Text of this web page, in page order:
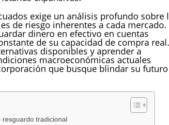
exige un análisis profundo sobre
de riesgo inherentes a cada mercado.
dinero en efectivo en cuentas
de su capacidad de compra real.
disponibles y aprender a
macroeconómicas actuales
que busque blindar su futuro
tradicional